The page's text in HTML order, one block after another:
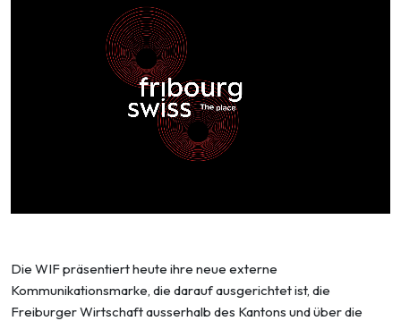
Die WIF präsentiert heute ihre neue externe
Kommunikationsmarke, die darauf ausgerichtet ist, die
Freiburger Wirtschaft ausserhalb des Kantons und über die